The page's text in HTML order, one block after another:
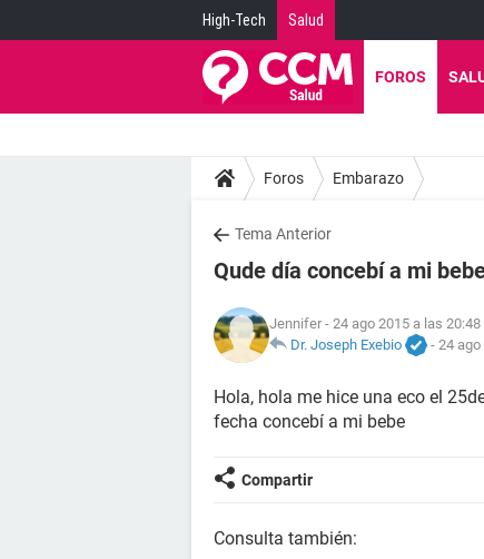
High-Tech Salud
FOROS
Foros Embarazo
Tema Anterior
Qude día concebí a mi
Jennifer - 24 ago 2015 a las 20:48
Dr. Joseph Exebio
- 24 ago
Hola, hola me hice una eco el
fecha concebí a mi bebe
Compartir
Consulta también: